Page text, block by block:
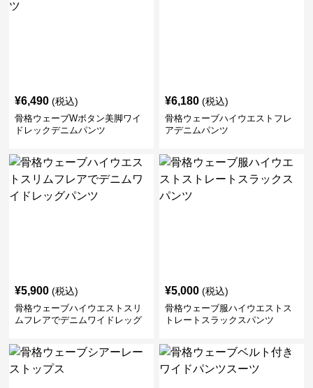
¥6,490 (税込)
骨格ウェーブWボタン美脚ワイ
ドレックデニムパンツ
¥6,180 (税込)
骨格ウェーブハイウエストフレ
アデニムパンツ
¥5,900 (税込)
骨格ウェーブハイウエストスリ
ムフレアでデニムワイドレッグ
¥5,000 (税込)
骨格ウェーブ服ハイウエストス
トレートスラックスパンツ